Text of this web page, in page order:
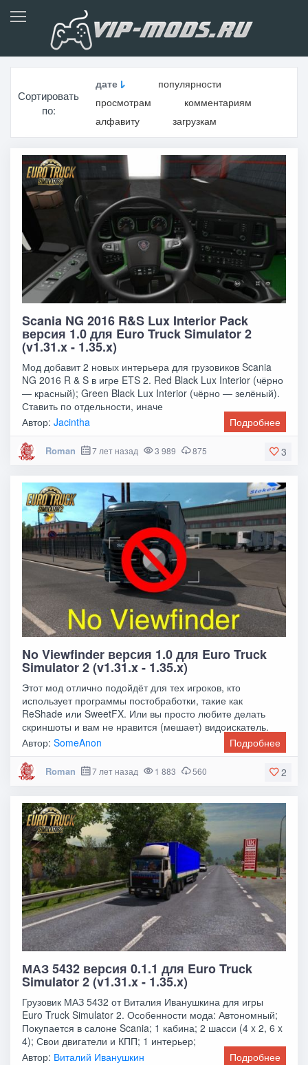
Сортировать
по:
дате
популярности
просмотрам
комментариям
алфавиту
загрузкам
Scania NG 2016 R&S Lux Interior Pack
версия 1.0 для Euro Truck Simulator 2
(v1.31.x - 1.35.x)
Мод добавит 2 новых интерьера для грузовиков Scania
NG 2016 R & S в игре ETS 2. Red Black Lux Interior (чёрно
— красный); Green Black Lux Interior (чёрно — зелёный).
Ставить по отдельности, иначе
Автор:Jacintha Подробнее
3
Roman 7 лет назад 3 989 875
No Viewfinder версия 1.0 для Euro Truck
Simulator 2 (v1.31.x - 1.35.x)
Этот мод отлично подойдёт для тех игроков, кто
использует программы постобработки, такие как
ReShade или SweetFX. Или вы просто любите делать
скриншоты и вам не нравится (мешает) видоискатель.
Мод
Автор:SomeAnon Подробнее
2
Roman 7 лет назад 1 883 560
МАЗ 5432 версия 0.1.1 для Euro Truck
Simulator 2 (v1.31.x - 1.35.x)
Грузовик МАЗ 5432 от Виталия Иванушкина для игры
Euro Truck Simulator 2. Особенности мода: Автономный;
Покупается в салоне Scania; 1 кабина; 2 шасси (4 x 2, 6 x
4); Свои двигатели и КПП; 1 интерьер;
Автор: Виталий Иванушкин Подробнее